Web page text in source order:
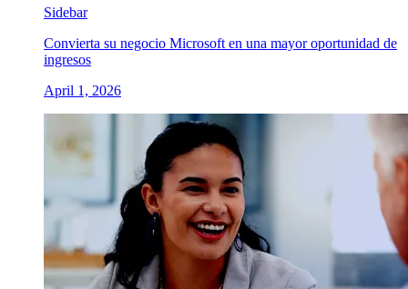
Sidebar
Convierta su negocio Microsoft en una mayor oportunidad de
ingresos
April 1, 2026